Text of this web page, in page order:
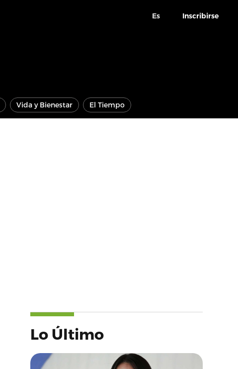
Es Inscribirse
Vida y Bienestar El Tiempo
Lo Último